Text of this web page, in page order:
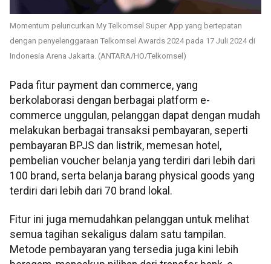
Momentum peluncurkan My Telkomsel Super App yang bertepatan
dengan penyelenggaraan Telkomsel Awards 2024 pada 17 Juli 2024 di
Indonesia Arena Jakarta. (ANTARA/HO/Telkomsel)
Pada fitur payment dan commerce, yang
berkolaborasi dengan berbagai platform e-
commerce unggulan, pelanggan dapat dengan mudah
melakukan berbagai transaksi pembayaran, seperti
pembayaran BPJS dan listrik, memesan hotel,
pembelian voucher belanja yang terdiri dari lebih dari
100 brand, serta belanja barang physical goods yang
terdiri dari lebih dari 70 brand lokal.
Fitur ini juga memudahkan pelanggan untuk melihat
semua tagihan sekaligus dalam satu tampilan.
Metode pembayaran yang tersedia juga kini lebih